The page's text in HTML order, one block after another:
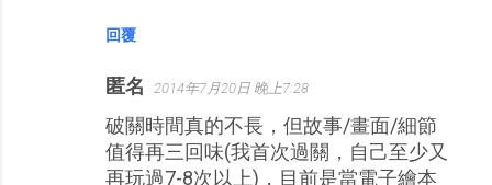
回覆
匿名 2014年7月20日 晚上7:28
破關時間真的不長，但故事/畫面/細節
值得再三回味(我首次過關，自己至少又
再玩過7-8次以上)，目前是當電子繪本